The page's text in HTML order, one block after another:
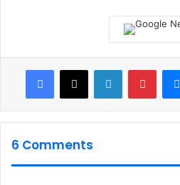
Facebook
X LinkedIn
6 Comments